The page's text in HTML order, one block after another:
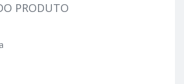
PRODUTO